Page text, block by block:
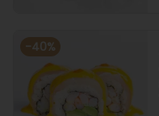
-40%